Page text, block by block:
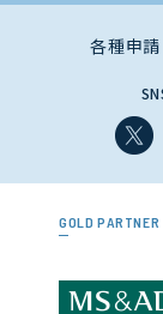
各種申請
GOLD PARTNER